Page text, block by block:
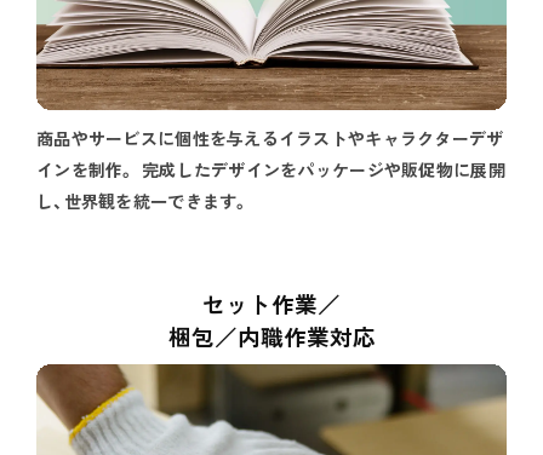
商品やサービスに個性を与えるイラストやキャラクターデザ
インを制作。 完成したデザインをパッケージや販促物に展開
し、世界観を統一できます。
セット作業／
梱包／内職作業対応